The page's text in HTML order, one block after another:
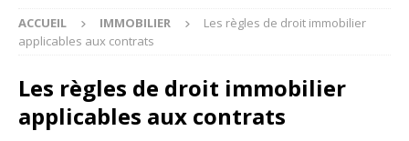
ACCUEIL IMMOBILIER
Les règles de droit immobilier
applicables aux contrats
Les règles de droit immobilier
applicables aux contrats